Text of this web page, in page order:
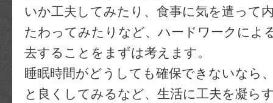
いか工夫してみたり、食事に気を遣って
たわってみたりなど、ハードワークによ
去することをまずは考えます。
睡眠時間がどうしても確保できないなら
と良くしてみるなど、生活に工夫を凝ら